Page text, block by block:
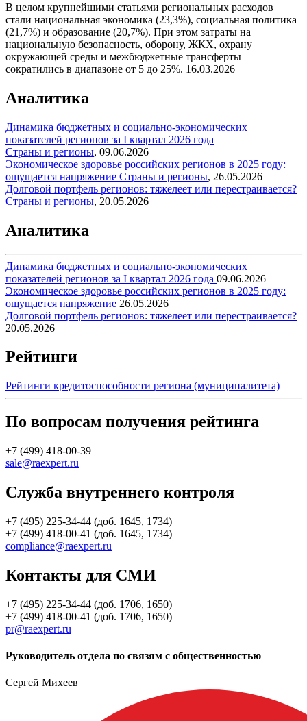
В целом крупнейшими статьями региональных расходов
стали национальная экономика (23,3%), социальная политика
(21,7%) и образование (20,7%). При этом затраты на
национальную безопасность, оборону, ЖКХ, охрану
окружающей среды и межбюджетные трансферты
сократились в диапазоне от 5 до 25%. 16.03.2026
Аналитика
Динамика бюджетных и социально-экономических
показателей регионов за I квартал 2026 года
Страны и регионы, 09.06.2026
Экономическое здоровье российских регионов в 2025 году:
ощущается напряжение Страны и регионы, 26.05.2026
Долговой портфель регионов: тяжелеет или перестраивается?
Страны и регионы, 20.05.2026
Аналитика
Динамика бюджетных и социально-экономических
показателей регионов за I квартал 2026 года 09.06.2026
Экономическое здоровье российских регионов в 2025 году:
ощущается напряжение 26.05.2026
Долговой портфель регионов: тяжелеет или перестраивается?
20.05.2026
Рейтинги
Рейтинги кредитоспособности региона (муниципалитета)
По вопросам получения рейтинга
+7 (499) 418-00-39
sale@raexpert.ru
Служба внутреннего контроля
+7 (495) 225-34-44 (доб. 1645, 1734)
+7 (499) 418-00-41 (доб. 1645, 1734)
compliance@raexpert.ru
Контакты для СМИ
+7 (495) 225-34-44 (доб. 1706, 1650)
+7 (499) 418-00-41 (доб. 1706, 1650)
pr@raexpert.ru
Руководитель отдела по связям с общественностью
Сергей Михеев